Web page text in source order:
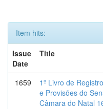
Item hits:
Issue
Date
Title
1659
1º Livro de
e Provisões do
Câmara do Natal